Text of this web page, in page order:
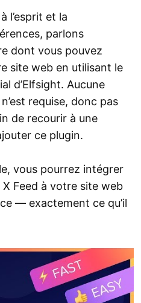
l’esprit et la
parlons
dont vous pouvez
site web en utilisant le
d’Elfsight. Aucune
requise, donc pas
de recourir à une
ce plugin.
vous pourrez intégrer
Feed à votre site web
— exactement ce qu’il